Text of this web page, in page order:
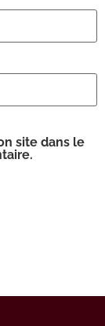
site dans le